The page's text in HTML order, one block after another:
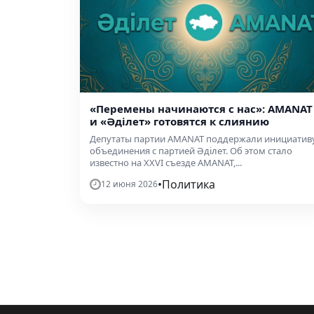
«Перемены начинаются с нас»: AMANAT
и «Әділет» готовятся к слиянию
Депутаты партии AMANAT поддержали
объединения с партией Әділет. Об этом стало
известно на XXVI съезде AMANAT,...
12 июня 2026•Политика